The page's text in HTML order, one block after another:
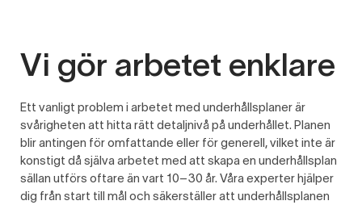
Vi gör arbetet enklare
Ett vanligt problem i arbetet med underhållsplaner är
svårigheten att hitta rätt detaljnivå på underhållet. Planen
blir antingen för omfattande eller för generell, vilket inte är
konstigt då själva arbetet med att skapa en underhållsplan
sällan utförs oftare än vart 10–30 år. Våra experter hjälper
dig från start till mål och säkerställer att underhållsplanen